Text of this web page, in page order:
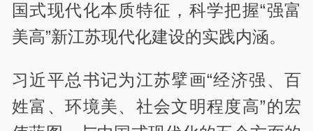
国式现代化本质特征，科学把握“强富
美高”新江苏现代化建设的实践内涵。
习近平总书记为江苏擘画“经济强、百
姓富、环境美、社会文明程度高”的宏